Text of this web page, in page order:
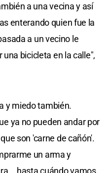
a una vecina y así
enterando quien fue la
a un vecino le
bicicleta en la calle",
y miedo también.
ya no pueden andar por
son 'carne de cañón'.
un arma y
hasta cuándo vamos